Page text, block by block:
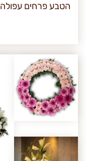
הטבע פרחים עפולה